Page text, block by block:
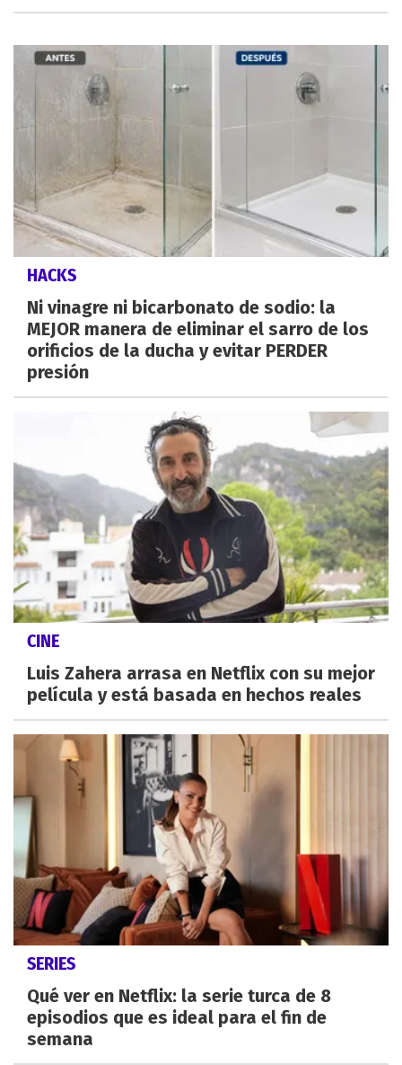
HACKS
Ni vinagre ni bicarbonato de sodio: la
MEJOR manera de eliminar el sarro de los
orificios de la ducha y evitar PERDER
presión
CINE
Luis Zahera arrasa en Netflix con su mejor
película y está basada en hechos reales
SERIES
Qué ver en Netflix: la serie turca de 8
episodios que es ideal para el fin de
semana